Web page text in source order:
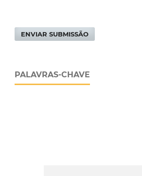
ENVIAR SUBMISSÃO
PALAVRAS-CHAVE